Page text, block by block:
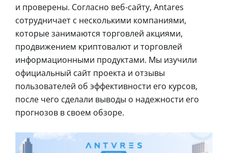
и проверены. Согласно веб-сайту, Antares
сотрудничает с несколькими компаниями,
которые занимаются торговлей акциями,
продвижением криптовалют и торговлей
информационными продуктами. Мы изучили
официальный сайт проекта и отзывы
пользователей об эффективности его курсов,
после чего сделали выводы о надежности его
прогнозов в своем обзоре.